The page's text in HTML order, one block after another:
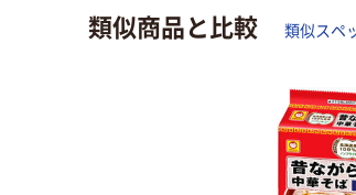
類似商品と比較 類似スペ